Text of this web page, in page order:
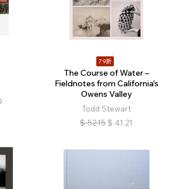
79折
The Course of Water –
Fieldnotes from California's
Owens Valley
Todd Stewart
$ 52.15 $ 41.21